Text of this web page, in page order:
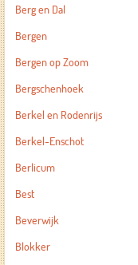
Berg en Dal
Bergen
Bergen op Zoom
Bergschenhoek
Berkel en Rodenrijs
Berkel-Enschot
Berlicum
Best
Beverwijk
Blokker